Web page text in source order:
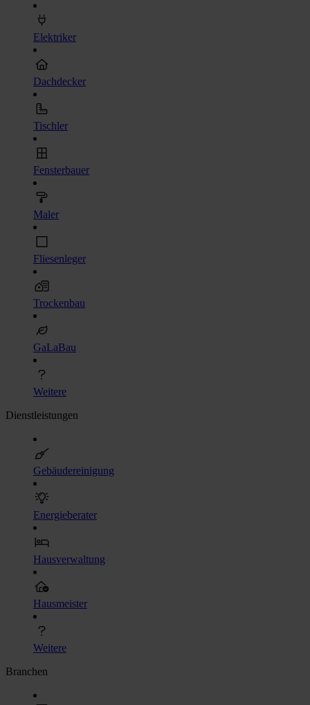
Elektriker
Dachdecker
Tischler
Fensterbauer
Maler
Fliesenleger
Trockenbau
GaLaBau
Weitere
Dienstleistungen
Gebäudereinigung
Energieberater
Hausverwaltung
Hausmeister
Weitere
Branchen